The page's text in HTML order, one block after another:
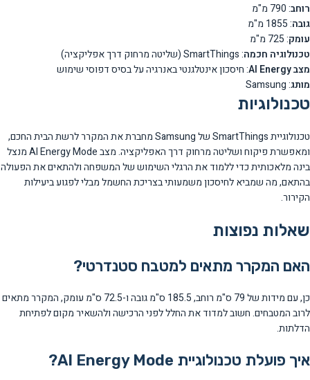
רוחב: 790 מ"מ
גובה: 1855 מ"מ
עומק: 725 מ"מ
טכנולוגיה חכמה: SmartThings (שליטה מרחוק דרך אפליקציה)
מצב AI Energy
: חיסכון אינטלגנטי באנרגיה על בסיס דפוסי שימוש
מותג: Samsung
טכנולוגיות
טכנולוגיית SmartThings של Samsung מחברת את המקרר לרשת הבית החכם,
ומאפשרת פיקוח ושליטה מרחוק דרך האפליקציה. מצב AI Energy Mode מנצל
בינה מלאכותית כדי ללמוד את הרגלי השימוש של המשפחה ולהתאים את הפעולה
בהתאם, מה שמביא לחיסכון משמעותי בצריכת החשמל מבלי לפגוע ביעילות
הקירור.
שאלות נפוצות
האם המקרר מתאים למטבח סטנדרטי?
כן, עם מידות של 79 ס"מ רוחב, 185.5 ס"מ גובה ו-72.5 ס"מ עומק, המקרר מתאים
לרוב המטבחים. חשוב למדוד את החלל לפני הרכישה ולהשאיר מקום לפתיחת
הדלתות.
איך פועלת טכנולוגיית AI Energy Mode?